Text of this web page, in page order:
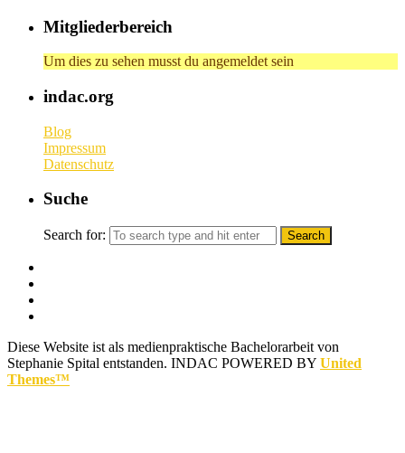
Mitgliederbereich
Um dies zu sehen musst du angemeldet sein
indac.org
Blog
Impressum
Datenschutz
Suche
Search for:
Diese Website ist als medienpraktische Bachelorarbeit von
Stephanie Spital entstanden. INDAC POWERED BY United
Themes™